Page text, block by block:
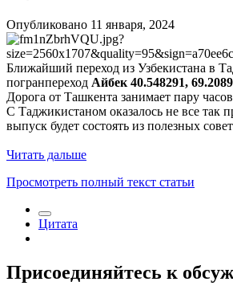
Опубликовано 11 января, 2024
Ближайший переход из Узбекистана в
погранпереход Айбек 40.548291,
Дорога от Ташкента занимает пару
С Таджикистаном оказалось не все так
выпуск будет состоять из полезных
Читать дальше
Просмотреть полный текст статьи
Цитата
Присоединяйтесь к